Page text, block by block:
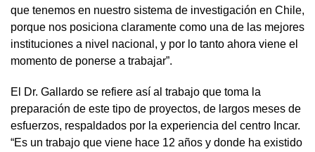
que tenemos en nuestro sistema de investigación en Chile,
porque nos posiciona claramente como una de las mejores
instituciones a nivel nacional, y por lo tanto ahora viene el
momento de ponerse a trabajar”.
El Dr. Gallardo se refiere así al trabajo que toma la
preparación de este tipo de proyectos, de largos meses de
esfuerzos, respaldados por la experiencia del centro Incar.
“Es un trabajo que viene hace 12 años y donde ha existido